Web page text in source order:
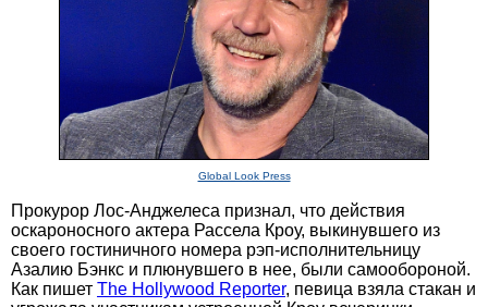
Global Look Press
Прокурор Лос-Анджелеса признал, что действия
оскароносного актера Рассела Кроу, выкинувшего из
своего гостиничного номера рэп-исполнительницу
Азалию Бэнкс и плюнувшего в нее, были самообороной.
Как пишет The Hollywood Reporter, певица взяла стакан и